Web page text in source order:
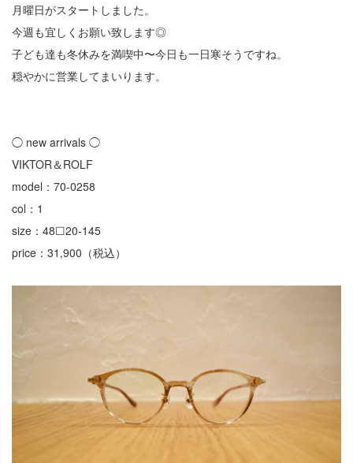
月曜日がスタートしました。
今週も宜しくお願い致します◎
子ども達も冬休みを満喫中〜今日も一日寒そうですね。
穏やかに営業してまいります。
◯ new arrivals ◯
VIKTOR＆ROLF
model：70-0258
col：1
size：48☐20-145
price：31,900（税込）